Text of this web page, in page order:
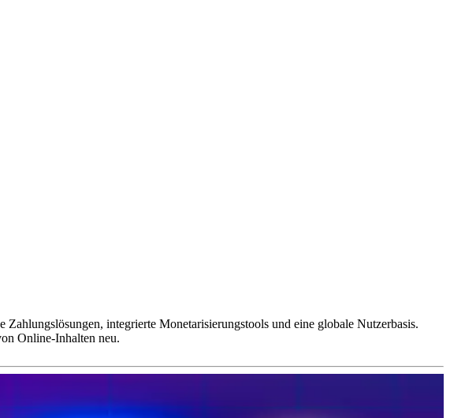
integrierte Monetarisierungstools und eine globale Nutzerbasis.
Online-Inhalten neu.